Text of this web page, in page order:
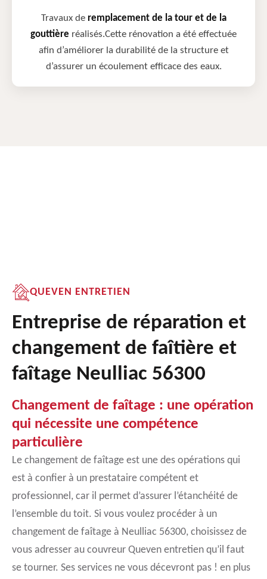
Travaux de remplacement de la tour et de la
gouttière réalisés.Cette rénovation a été effectuée
afin d’améliorer la durabilité de la structure et
d’assurer un écoulement efficace des eaux.
QUEVEN ENTRETIEN
Entreprise de réparation et
changement de faîtière et
faîtage Neulliac 56300
Changement de faîtage : une opération
qui nécessite une compétence
particulière
Le changement de faîtage est une des opérations qui
est à confier à un prestataire compétent et
professionnel, car il permet d’assurer l’étanchéité de
l’ensemble du toit. Si vous voulez procéder à un
changement de faîtage à Neulliac 56300, choisissez de
vous adresser au couvreur Queven entretien qu’il faut
se tourner. Ses services ne vous décevront pas ! en plus